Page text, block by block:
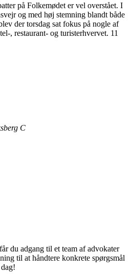
på Folkemødet er vel overstået. I
og med høj stemning blandt både
der torsdag sat fokus på nogle af
, restaurant- og turisterhvervet. 11
C
du adgang til et team af advokater
til at håndtere konkrete spørgsmål